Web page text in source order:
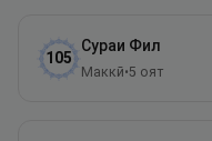
105
Сураи Фил
Маккӣ•5 оят